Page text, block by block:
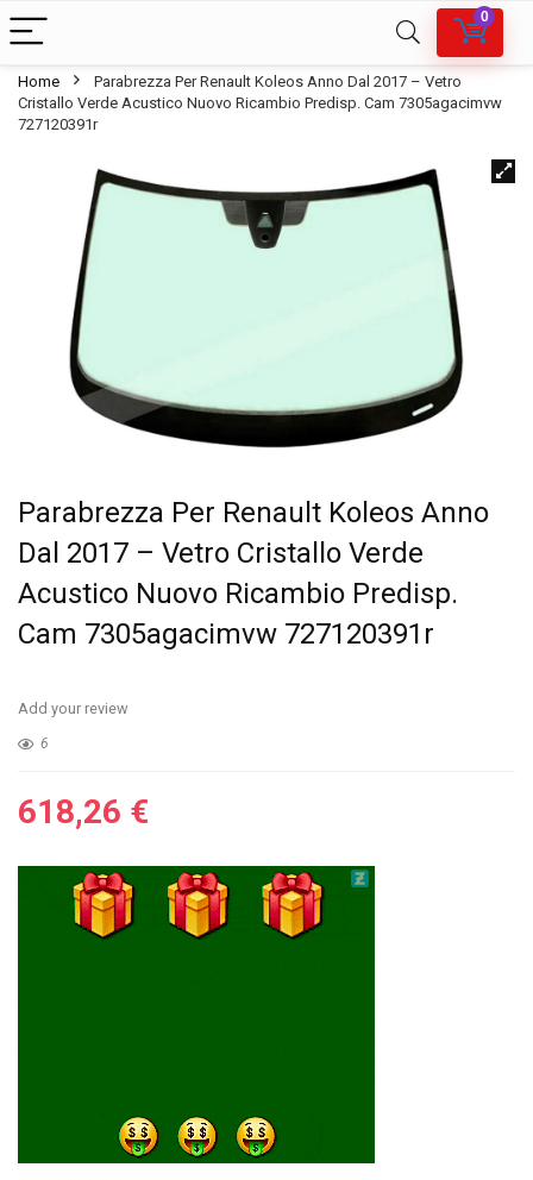
0
Home
Parabrezza Per Renault Koleos Anno Dal 2017 – Vetro
Cristallo Verde Acustico Nuovo Ricambio Predisp. Cam 7305agacimvw
727120391r
Parabrezza Per Renault Koleos Anno
Dal 2017 – Vetro Cristallo Verde
Acustico Nuovo Ricambio Predisp.
Cam 7305agacimvw 727120391r
Add your review
6
618,26 €